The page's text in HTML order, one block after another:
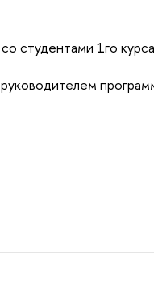
студентами 1го